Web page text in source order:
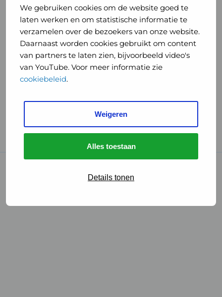
We gebruiken cookies om de website goed te
laten werken en om statistische informatie te
verzamelen over de bezoekers van onze website.
Daarnaast worden cookies gebruikt om content
van partners te laten zien, bijvoorbeeld video's
van YouTube. Voor meer informatie zie
cookiebeleid.
Weigeren
Alles toestaan
Details tonen
of
GGD
GHOR
Nederland
of
GGD
GHOR
Nederland
GGD Reizen op social media
GGD Reizen
GGD Reisvaccinaties